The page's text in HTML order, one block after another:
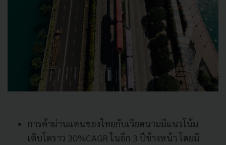
การค้าผ่านแดนของไทยกับเวียดนามมีแนวโน้ม
เติบโตราว 30%CAGR ในอีก 3 ปีข้างหน้า โดยมี